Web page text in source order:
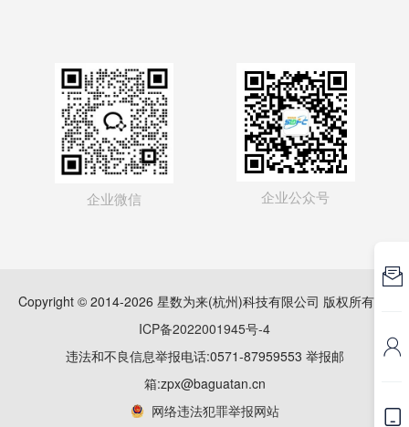
企业微信 企业公众号
Copyright © 2014-2026 星数为来(杭州)科技有限公司 版权所有
ICP备2022001945号-4
违法和不良信息举报电话:0571-87959553 举报邮
箱:zpx@baguatan.cn
网络违法犯罪举报网站


